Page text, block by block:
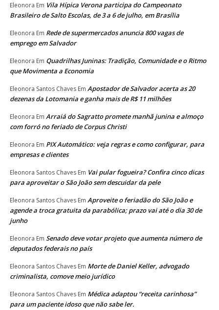
Eleonora Em Vila Hípica Verona participa do Campeonato
Brasileiro de Salto Escolas, de 3 a 6 de julho, em Brasília
Eleonora Em Rede de supermercados anuncia 800 vagas de
emprego em Salvador
Eleonora Em Quadrilhas Juninas: Tradição, Comunidade e o Ritmo
que Movimenta a Economia
Eleonora Santos Chaves Em Apostador de Salvador acerta as 20
dezenas da Lotomania e ganha mais de R$ 11 milhões
Eleonora Em Arraiá do Sagratto promete manhã junina e almoço
com forró no feriado de Corpus Christi
Eleonora Em PIX Automático: veja regras e como configurar, para
empresas e clientes
Eleonora Santos Chaves Em Vai pular fogueira? Confira cinco dicas
para aproveitar o São João sem descuidar da pele
Eleonora Santos Chaves Em Aproveite o feriadão do São João e
agende a troca gratuita da parabólica; prazo vai até o dia 30 de
junho
Eleonora Em Senado deve votar projeto que aumenta número de
deputados federais no país
Eleonora Santos Chaves Em Morte de Daniel Keller, advogado
criminalista, comove meio jurídico
Eleonora Santos Chaves Em Médica adaptou “receita carinhosa”
para um paciente idoso que não sabe ler.